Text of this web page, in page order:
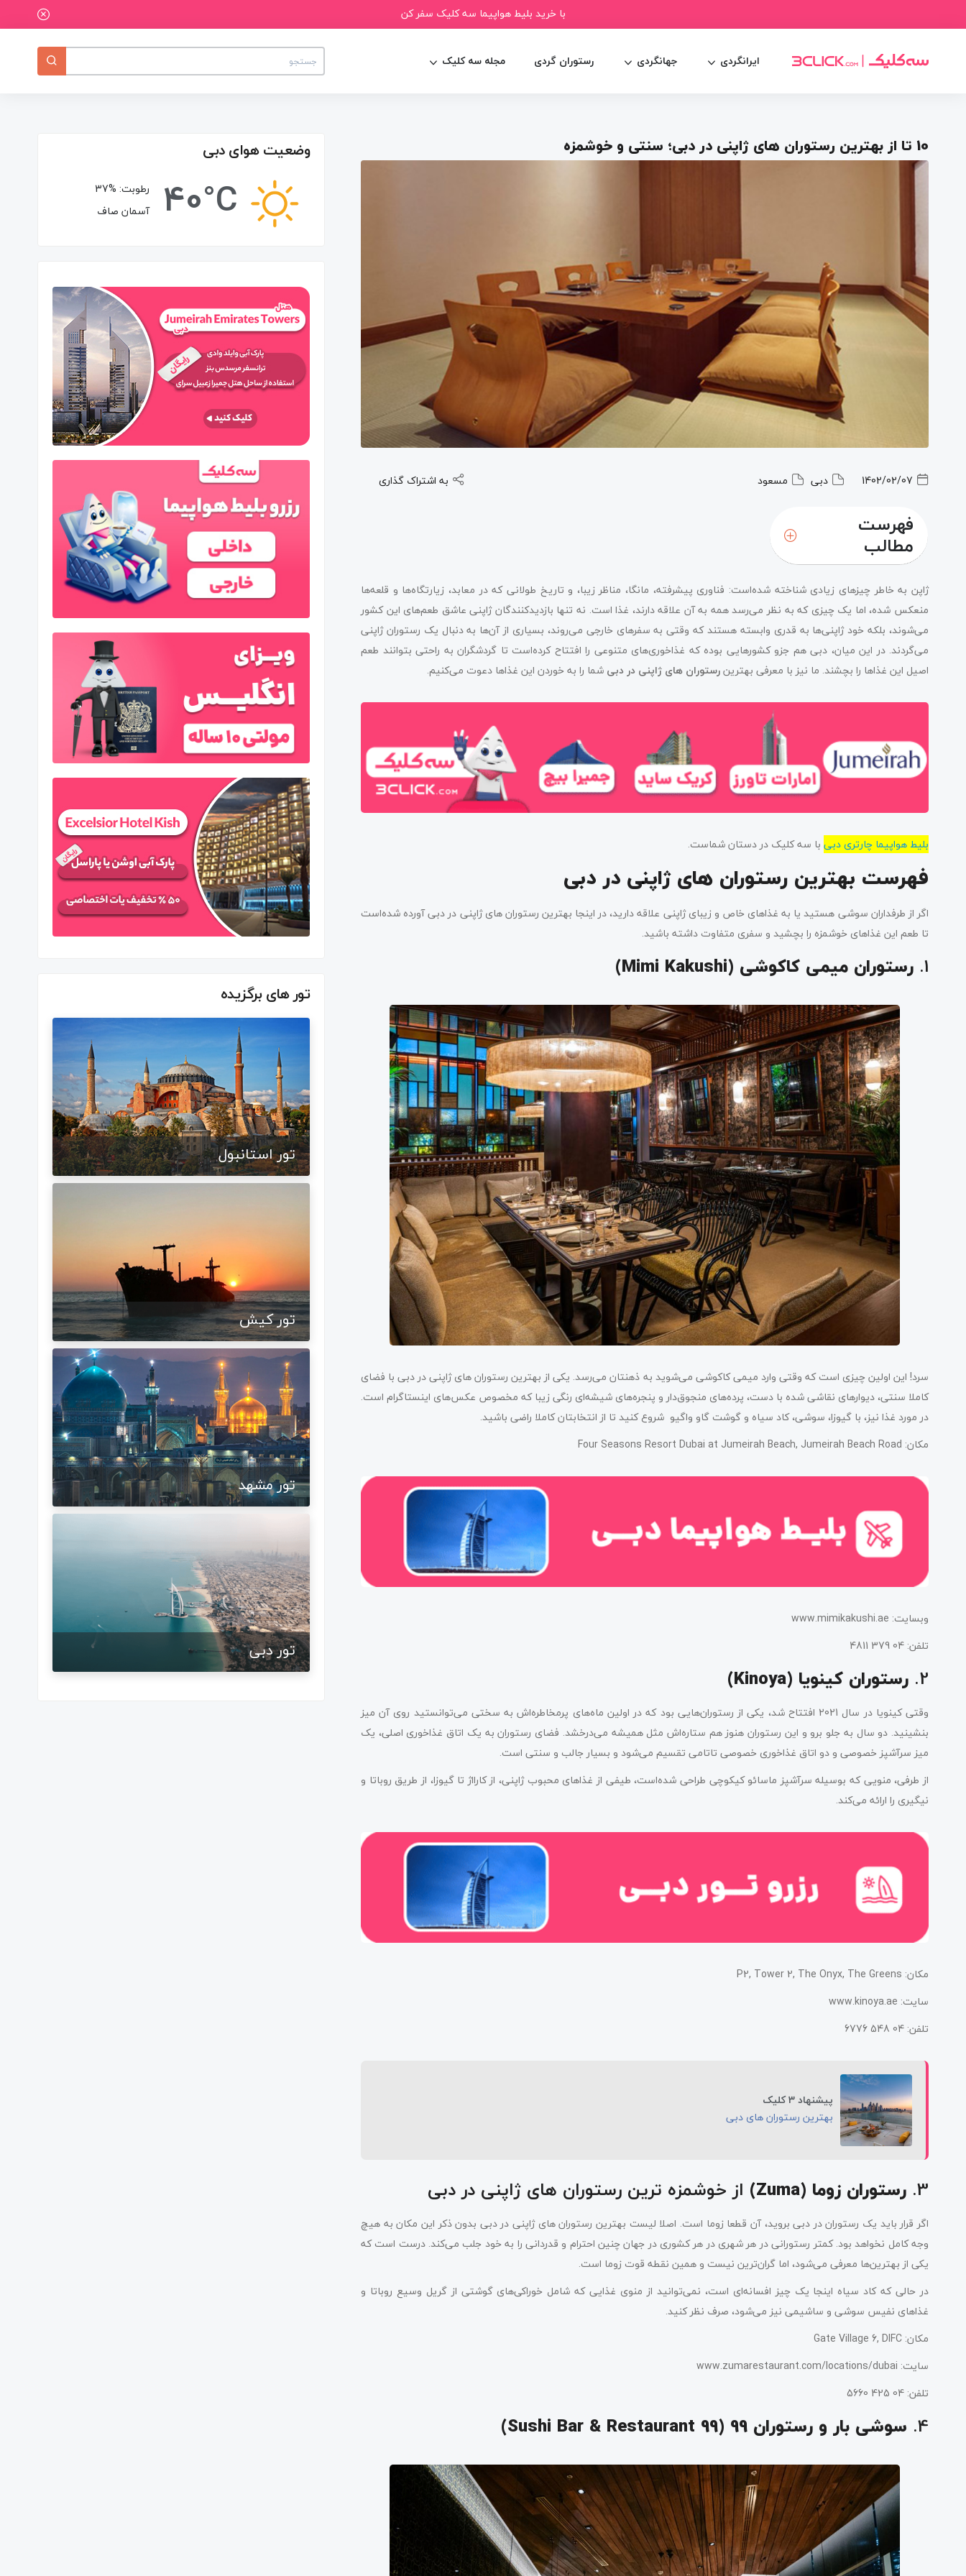
با خرید بلیط هواپیما سه کلیک سفر کن
ایرانگردی جهانگردی رستوران گردی مجله سه کلیک
10 تا از بهترین رستوران های ژاپنی در دبی؛ سنتی و خوشمزه
1402/02/07 دبی مسعود به اشتراک گذاری
فهرست
مطالب
ژاپن به خاطر چیزهای زیادی شناخته شده‌است: فناوری پیشرفته، مانگا، مناظر زیبا، و تاریخ طولانی که در معابد، زیارتگاه‌ها و قلعه‌ها
منعکس شده، اما یک چیزی که به نظر می‌رسد همه به آن علاقه دارند، غذا است. نه تنها بازدیدکنندگان ژاپنی عاشق طعم‌های این کشور
می‌شوند، بلکه خود ژاپنی‌ها به قدری وابسته هستند که وقتی به سفرهای خارجی می‌روند، بسیاری از آن‌ها به دنبال یک رستوران ژاپنی
می‌گردند. در این میان، دبی هم جزو کشورهایی بوده که غذاخوری‌های متنوعی را افتتاح کرده‌است تا گردشگران به راحتی بتوانند طعم
اصیل این غذاها را بچشند. ما نیز با معرفی بهترینرستوران های ژاپنی در دبی شما را به خوردن این غذاها دعوت می‌کنیم.
بلیط هواپیما چارتری دبی با سه کلیک در دستان شماست.
فهرست بهترین رستوران های ژاپنی در دبی
اگر از طرفداران سوشی هستید یا به غذاهای خاص و زیبای ژاپنی علاقه دارید، در اینجا بهترین رستوران های ژاپنی در دبی آورده شده‌است
تا طعم این غذاهای خوشمزه را بچشید و سفری متفاوت داشته باشید.
1. رستوران میمی کاکوشی (Mimi Kakushi)
سرد! این اولین چیزی است که وقتی وارد میمی کاکوشی می‌شوید به ذهنتان می‌رسد. یکی از بهترین رستوران‌ های ژاپنی در دبی با فضای
کاملا سنتی، دیوارهای نقاشی شده با دست، پرده‌های منجوق‌دار و پنجره‌های شیشه‌ای رنگی زیبا که مخصوص عکس‌های اینستاگرام است.
در مورد غذا نیز، با گیوزا، سوشی، کاد سیاه و گوشت گاو واگیو شروع کنید تا از انتخابتان کاملا راضی باشید.
مکان: Four Seasons Resort Dubai at Jumeirah Beach, Jumeirah Beach Road
وبسایت: www.mimikakushi.ae
تلفن: 04 379 4811
2. رستوران کینویا (Kinoya)
وقتی کینویا در سال 2021 افتتاح شد، یکی از رستوران‌هایی بود که در اولین ماه‌های پرمخاطره‌اش به سختی می‌توانستید روی آن میز
بنشینید. دو سال به جلو برو و این رستوران هنوز هم ستاره‌اش مثل همیشه می‌درخشد. فضای رستوران به یک اتاق غذاخوری اصلی، یک
میز سرآشپز خصوصی و دو اتاق غذاخوری خصوصی تاتامی تقسیم می‌شود و بسیار جالب و سنتی است.
از طرفی، منویی که بوسیله سرآشپز ماسائو کیکوچی طراحی شده‌است، طیفی از غذاهای محبوب ژاپنی، از کارااژ تا گیوزا، از طریق روباتا و
نیگیری را ارائه می‌کند.
مکان: P2, Tower 2, The Onyx, The Greens
سایت: www.kinoya.ae
تلفن: 04 548 6776
پیشنهاد 3 کلیک
بهترین رستوران های دبی
3. رستوران زوما (Zuma) از خوشمزه ترین رستوران های ژاپنی در دبی
اگر قرار باید یک رستوران در دبی بروید، آن قطعا زوما است. اصلا لیست بهترین رستوران های ژاپنی در دبی بدون ذکر این مکان به هیچ
وجه کامل نخواهد بود. کمتر رستورانی در هر شهری در هر کشوری در جهان چنین احترام و قدردانی را به خود جلب می‌کند. درست است که
یکی از بهترین‌ها معرفی می‌شود، اما گران‌ترین نیست و همین نقطه قوت زوما است.
در حالی که کاد سیاه اینجا یک چیز افسانه‌ای است، نمی‌توانید از منوی غذایی که شامل خوراکی‌های گوشتی از گریل وسیع روباتا و
غذاهای نفیس سوشی و ساشیمی نیز می‌شود، صرف نظر کنید.
مکان: Gate Village 6, DIFC
سایت: www.zumarestaurant.com/locations/dubai
تلفن: 04 425 5660
4. سوشی بار و رستوران 99 (99 Sushi Bar & Restaurant)
وضعیت هوای دبی
40°C رطوبت: 37%
آسمان صاف
تور های برگزیده
تور استانبول
تور کیش
تور مشهد
تور دبی